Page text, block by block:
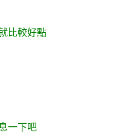
比較好點
一下吧